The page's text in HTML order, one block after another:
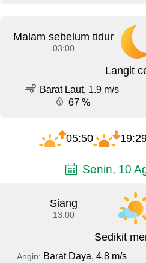
Malam sebelum tidur
03:00
Langit
Barat Laut, 1.9 m/s
67 %
05:50
Senin, 10
Siang
13:00
Sedikit
Angin: Barat Daya, 4.8 m/s